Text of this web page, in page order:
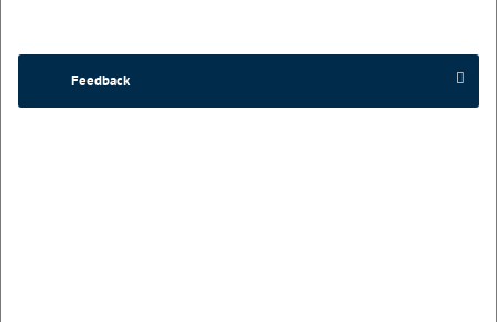
Feedback